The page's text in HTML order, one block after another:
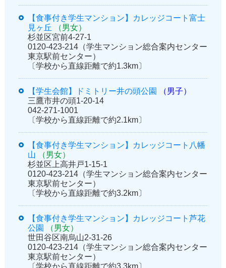
【食事付き学生マンション】カレッジコート富士
見ヶ丘
（男女）
杉並区宮前4-27-1
0120-423-214（学生マンション総合案内センター
東京駅前センター）
〔学校から直線距離で約1.3km〕
【学生会館】ドミトリー井の頭公園
（男子）
三鷹市井の頭1-20-14
042-271-1001
〔学校から直線距離で約2.1km〕
【食事付き学生マンション】カレッジコート八幡
山
（男女）
杉並区上高井戸1-15-1
0120-423-214（学生マンション総合案内センター
東京駅前センター）
〔学校から直線距離で約3.2km〕
【食事付き学生マンション】カレッジコート芦花
公園
（男女）
世田谷区南烏山2-31-26
0120-423-214（学生マンション総合案内センター
東京駅前センター）
〔学校から直線距離で約3.3km〕